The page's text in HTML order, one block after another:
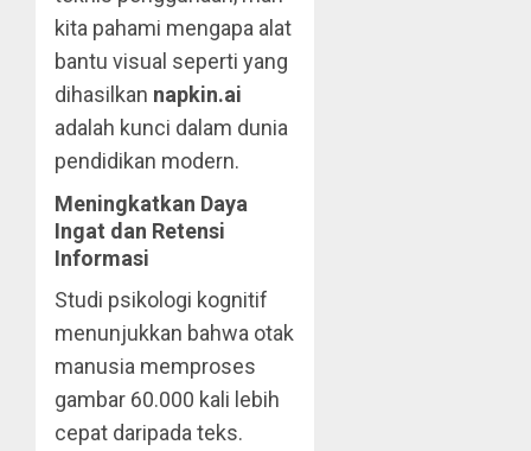
kita pahami mengapa alat
bantu visual seperti yang
dihasilkan napkin.ai
adalah kunci dalam dunia
pendidikan modern.
Meningkatkan Daya
Ingat dan Retensi
Informasi
Studi psikologi kognitif
menunjukkan bahwa otak
manusia memproses
gambar 60.000 kali lebih
cepat daripada teks.